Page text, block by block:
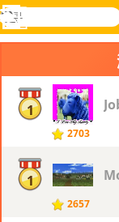
乐和游
搜
寻
登入
功
1
2703
1
2657